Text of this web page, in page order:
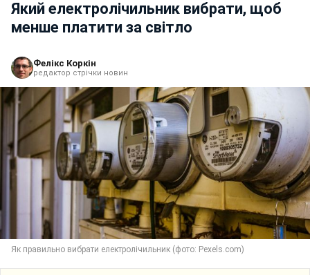
Який електролічильник вибрати, щоб
менше платити за світло
Фелікс Коркін
редактор стрічки новин
Як правильно вибрати електролічильник (фото: Pexels.com)